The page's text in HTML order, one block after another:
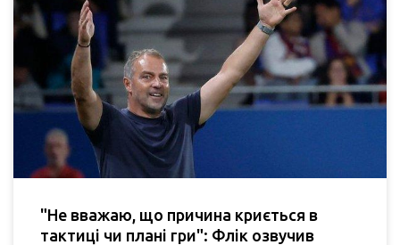
"Не вважаю, що причина криється в
тактиці чи плані гри": Флік озвучив